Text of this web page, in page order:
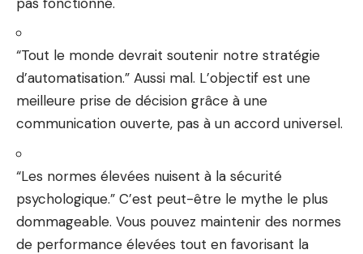
“Tout le monde devrait soutenir notre stratégie
d’automatisation.” Aussi mal. L’objectif est une
meilleure prise de décision grâce à une
communication ouverte, pas à un accord universel.
“Les normes élevées nuisent à la sécurité
psychologique.” C’est peut-être le mythe le plus
dommageable. Vous pouvez maintenir des normes
de performance élevées tout en favorisant la